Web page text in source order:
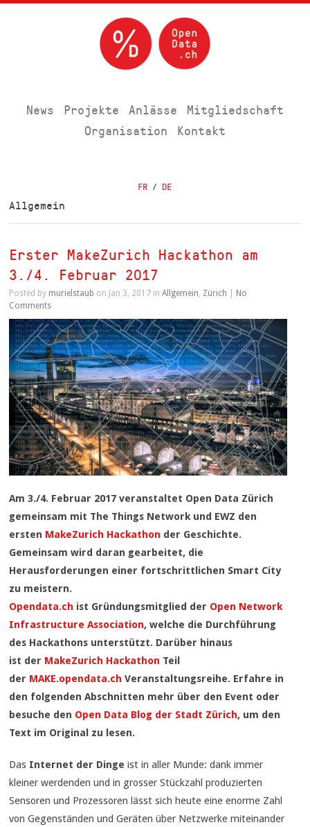
News Projekte Anlässe
Mitgliedschaft
Organisation
Kontakt
FR / DE
Allgemein
Erster MakeZurich Hackathon am
3./4. Februar 2017
Posted by murielstaub on Jan 3, 2017 inAllgemein, Zürich
No
Comments
Am 3./4. Februar 2017 veranstaltet Open Data Zürich
gemeinsam mit The Things Network und EWZ den
ersten MakeZurich Hackathon der Geschichte.
Gemeinsam wird daran gearbeitet, die
Herausforderungen einer fortschrittlichen Smart City
zu meistern.
Opendata.ch ist Gründungsmitglied der Open Network
Infrastructure Association, welche die Durchführung
des Hackathons unterstützt. Darüber hinaus
ist der MakeZurich Hackathon Teil
der MAKE.opendata.ch Veranstaltungsreihe. Erfahre in
den folgenden Abschnitten mehr über den Event oder
besuche den Open Data Blog der Stadt Zürich, um den
Text im Original zu lesen.
Das Internet der Dinge ist in aller Munde: dank immer
kleiner werdenden und in grosser Stückzahl produzierten
Sensoren und Prozessoren lässt sich heute eine enorme Zahl
von Gegenständen und Geräten über Netzwerke miteinander